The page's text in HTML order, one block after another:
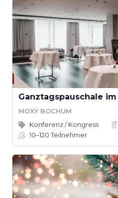
Ganztagspauschale im
MOXY BOCHUM
Konferenz / Kongress
10–120Teilnehmer